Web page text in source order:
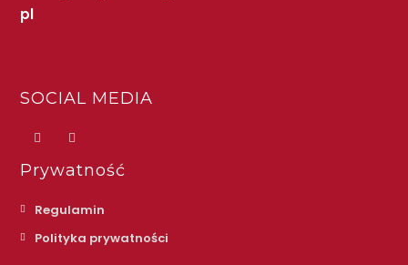
pl
SOCIAL MEDIA
Prywatność
Regulamin
Polityka prywatności